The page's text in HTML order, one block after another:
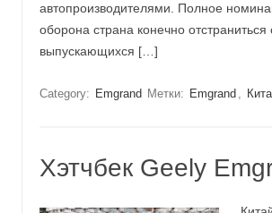
автопроизводителями. Полное
оборона страна конечно
выпускающихся […]
Category: Emgrand Метки: Emgrand ,
Хэтчбек Geely